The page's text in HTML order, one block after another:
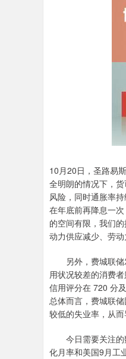
10月20日，圣路易
全明朗的情况下，
风险，同时通胀率
在年底前再降息一
的空间有限，我们
动力供应减少、劳
另外，费城联储
用状况较差的消费
信用评分在 720 分
总体而言，费城联
较低的失业率，从而
今日需要关注的
化月率和美国9月工